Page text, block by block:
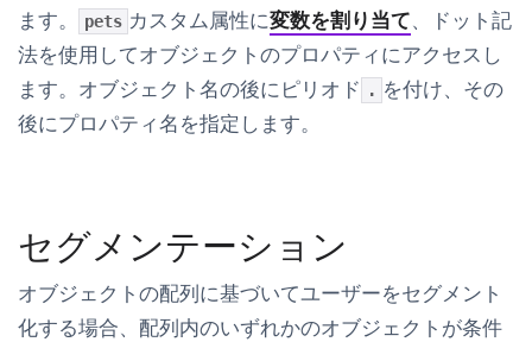
ます。
pets カスタム属性に変数を割り当て、ドット記
法を使用してオブジェクトのプロパティにアクセスし
ます。オブジェクト名の後にピリオド
. を付け、その
後にプロパティ名を指定します。
セグメンテーション
オブジェクトの配列に基づいてユーザーをセグメント
化する場合、配列内のいずれかのオブジェクトが条件